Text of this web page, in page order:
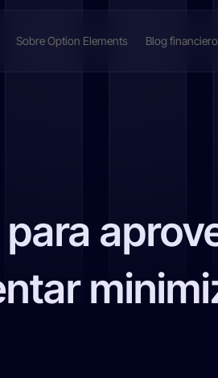
Sobre Option Elements Blog financiero